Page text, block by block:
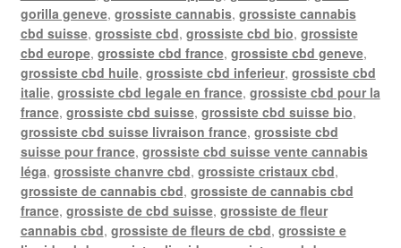
gorilla geneve, grossiste cannabis, grossiste cannabis
cbd suisse, grossiste cbd, grossiste cbd bio, grossiste
cbd europe, grossiste cbd france, grossiste cbd geneve,
grossiste cbd huile, grossiste cbd inferieur, grossiste cbd
italie, grossiste cbd legale en france, grossiste cbd pour la
france, grossiste cbd suisse, grossiste cbd suisse bio,
grossiste cbd suisse livraison france, grossiste cbd
suisse pour france, grossiste cbd suisse vente cannabis
léga, grossiste chanvre cbd, grossiste cristaux cbd,
grossiste de cannabis cbd, grossiste de cannabis cbd
france, grossiste de cbd suisse, grossiste de fleur
cannabis cbd, grossiste de fleurs de cbd, grossiste e